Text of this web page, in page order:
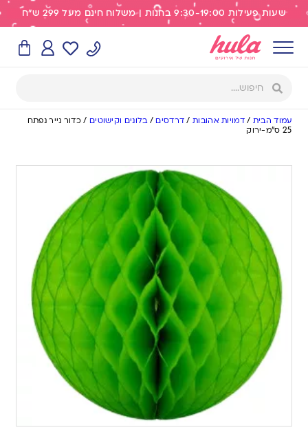
שעות פעילות 9:30-19:00 בחנות | משלוח חינם מעל 299 ש"ח
עמוד הבית /דמויות אהובות/ דרדסים /בלונים וקישוטים / כדור נייר נפתח
25 ס”מ-ירוק